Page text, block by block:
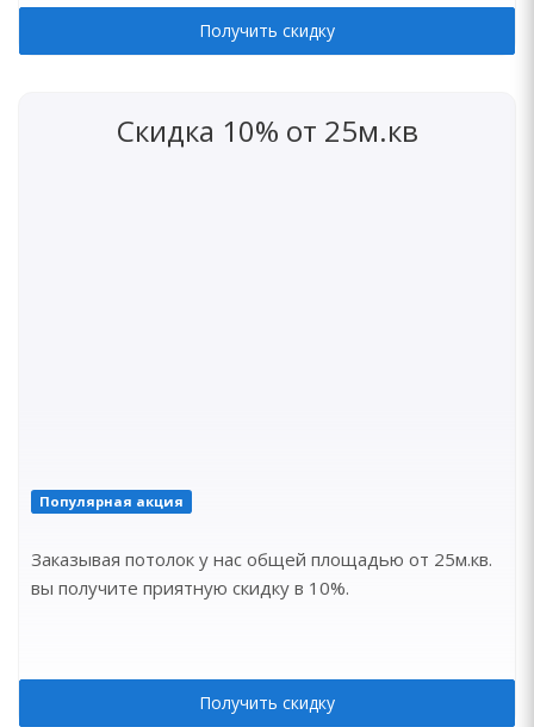
Получить скидку
Скидка 10% от 25м.кв
Популярная акция
Заказывая потолок у нас общей площадью от 25м.кв.
вы получите приятную скидку в 10%.
Получить скидку